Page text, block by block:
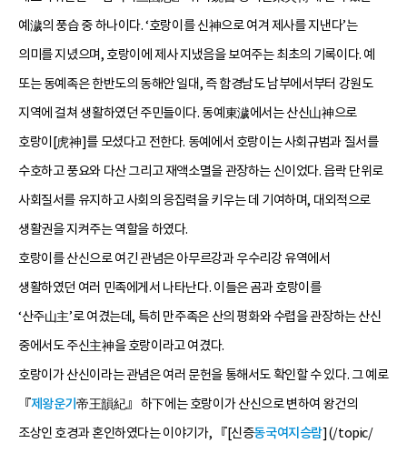
예濊의 풍습 중 하나이다. ‘호랑이를 신神으로 여겨 제사를 지낸다’는
의미를 지녔으며, 호랑이에 제사 지냈음을 보여주는 최초의 기록이다. 예
또는 동예족은 한반도의 동해안 일대, 즉 함경남도 남부에서부터 강원도
지역에 걸쳐 생활하였던 주민들이다. 동예東濊에서는 산신山神으로
호랑이[虎神]를 모셨다고 전한다. 동예에서 호랑이는 사회규범과 질서를
수호하고 풍요와 다산 그리고 재액소멸을 관장하는 신이었다. 읍락 단위로
사회질서를 유지하고 사회의 응집력을 키우는 데 기여하며, 대외적으로
생활권을 지켜주는 역할을 하였다.
호랑이를 산신으로 여긴 관념은 아무르강과 우수리강 유역에서
생활하였던 여러 민족에게서 나타난다. 이들은 곰과 호랑이를
‘산주山主’로 여겼는데, 특히 만주족은 산의 평화와 수렵을 관장하는 산신
중에서도 주신主神을 호랑이라고 여겼다.
호랑이가 산신이라는 관념은 여러 문헌을 통해서도 확인할 수 있다. 그 예로
『제왕운기帝王韻紀』 하下에는 호랑이가 산신으로 변하여 왕건의
조상인 호경과 혼인하였다는 이야기가, 『[신증동국여지승람](/topic/